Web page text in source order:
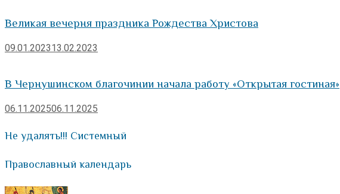
Великая вечерня праздника Рождества Христова
09.01.202313.02.2023
В Чернушинском благочинии начала работу «Открытая гостиная»
06.11.202506.11.2025
Не удалять!!! Системный
Православный календарь